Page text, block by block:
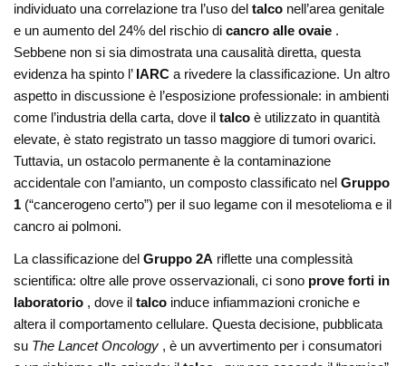
individuato una correlazione tra l’uso deltalco nell’area genitale
e un aumento del 24% del rischio dicancro alle ovaie .
Sebbene non si sia dimostrata una causalità diretta, questa
evidenza ha spinto l’ IARC a rivedere la classificazione. Un altro
aspetto in discussione è l’esposizione professionale: in ambienti
come l’industria della carta, dove iltalco è utilizzato in quantità
elevate, è stato registrato un tasso maggiore di tumori ovarici.
Tuttavia, un ostacolo permanente è la contaminazione
accidentale con l’amianto, un composto classificato nelGruppo
1 (“cancerogeno certo”) per il suo legame con il mesotelioma e il
cancro ai polmoni.
La classificazione delGruppo 2A riflette una complessità
scientifica: oltre alle prove osservazionali, ci sono prove forti in
laboratorio , dove iltalco induce infiammazioni croniche e
altera il comportamento cellulare. Questa decisione, pubblicata
su The Lancet Oncology , è un avvertimento per i consumatori